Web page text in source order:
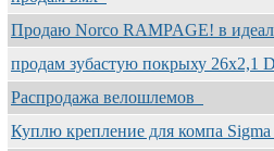
Продаю Norco RAMPAGE! в
продам зубастую покрыху
Распродажа велошлемов
Куплю крепление для компа